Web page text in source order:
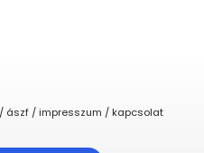
/ impresszum / kapcsolat